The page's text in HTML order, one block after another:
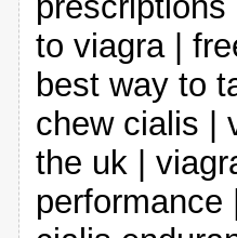
to viagra |
best way to
chew cialis |
the uk |
performance